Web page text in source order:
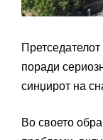
поради
синџирот на
Во своето